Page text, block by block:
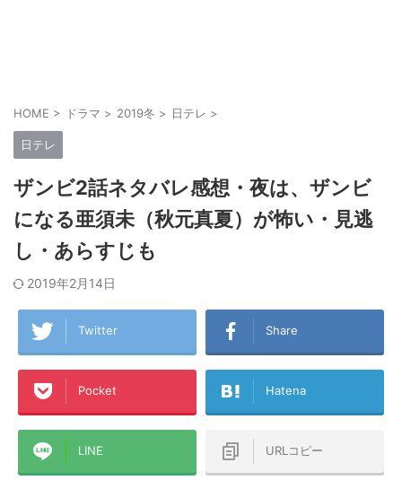
HOME > ドラマ > 2019冬 > 日テレ >
日テレ
ザンビ2話ネタバレ感想・夜は、ザンビ
になる亜須未（秋元真夏）が怖い・見逃
し・あらすじも
2019年2月14日
Twitter Share
Pocket Hatena
LINE URLコピー